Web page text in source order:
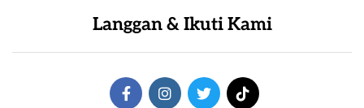
Langgan & Ikuti Kami